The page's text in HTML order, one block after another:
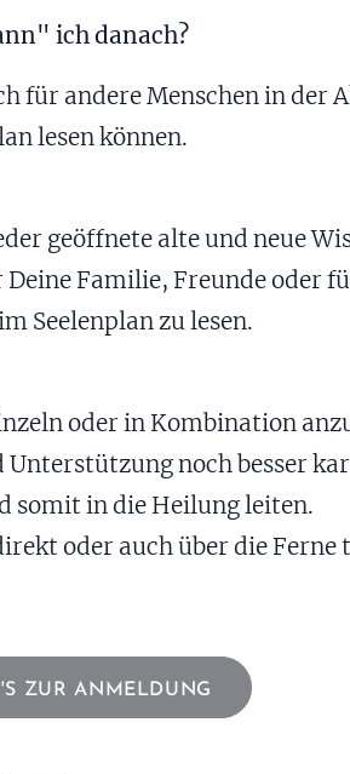
ich danach?
für andere Menschen in der
lesen können.
geöffnete alte und neue
Familie, Freunde oder
Seelenplan zu lesen.
oder in Kombination
noch besser
somit in die Heilung leiten.
oder auch über die
ZUR ANMELDUNG